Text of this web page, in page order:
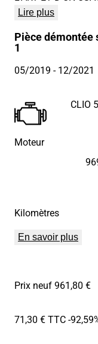
Lire plus
Pièce démontée
1
05/2019 - 12/2021
Moteur
CLIO
Kilomètres
En savoir plus
Prix neuf 961,80 €
71,30 € TTC-